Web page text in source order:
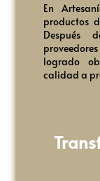
En
productos
Después
logrado
calidad a